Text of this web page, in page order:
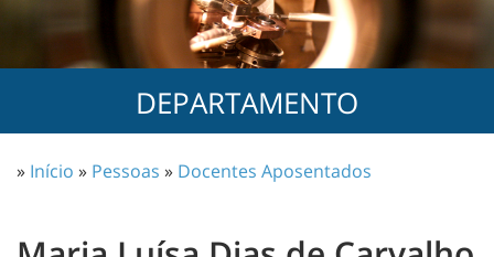
DEPARTAMENTO
» Início » Pessoas » Docentes Aposentados